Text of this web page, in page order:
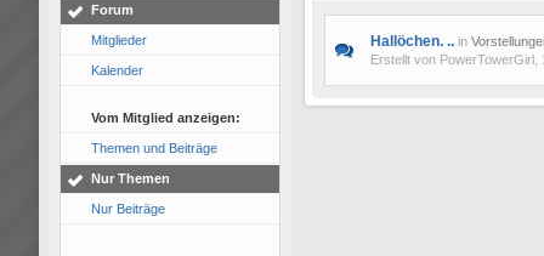
Forum
Mitglieder
Kalender
Vom Mitglied anzeigen:
Themen und Beiträge
Nur Themen
Nur Beiträge
Hallöchen. .. in
Erstellt von PowerTowerGirl